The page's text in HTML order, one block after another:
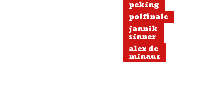
peking
polfinale
jannik
sinner
alex de
minaur